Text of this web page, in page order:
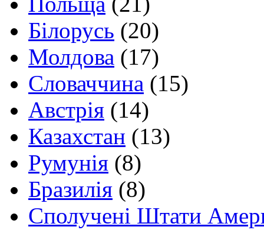
Білорусь (20)
Молдова (17)
Словаччина (15)
Австрія (14)
Казахстан (13)
Румунія (8)
Бразилія (8)
Сполучені Штати